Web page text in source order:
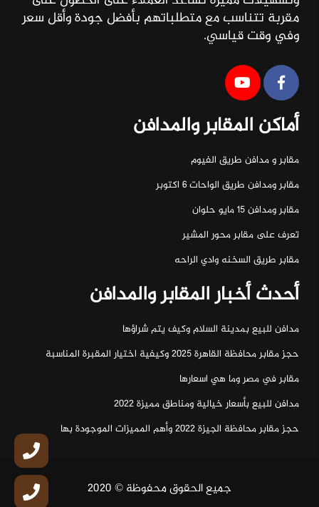
مقربة تتناسب مع متطلباتهم بأفضل جودة وأقل سعر
وفي وقت قياسي.
أماكن المقابر والمدافن
مقابر و مدافن طريق الفيوم
مقابر ومدافن طريق الواحات ٦ اكتوبر
مقابر ومدافن ١٥ مايو حلوان
تعرف على مقابر محور المشير
مقابر طريق السخنه وادي الراحه
أحدث أخبار المقابر والمدافن
مدافن للبيع بمدينة السلام وكيف يتم شراؤها
حجز مقابر محافظة القاهرة 2025 وكيفية اختيار المقبرة المناسبة
مقابر في مصر وما هي اسعارها
مدافن للبيع بأسعار خيالية ومناطق مميزة 2022
حجز مقابر محافظة الجيزة 2022 وأهم المميزات الموجودة بها
جميع الحقوق محفوظة © 2020